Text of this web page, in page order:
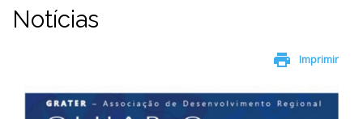
Notícias
print Imprimir